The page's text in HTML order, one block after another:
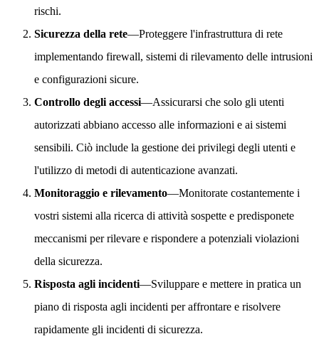
rischi.
Sicurezza della rete—Proteggere l'infrastruttura di rete
implementando firewall, sistemi di rilevamento delle intrusioni
e configurazioni sicure.
Controllo degli accessi—Assicurarsi che solo gli utenti
autorizzati abbiano accesso alle informazioni e ai sistemi
sensibili. Ciò include la gestione dei privilegi degli utenti e
l'utilizzo di metodi di autenticazione avanzati.
Monitoraggio e rilevamento—Monitorate costantemente i
vostri sistemi alla ricerca di attività sospette e predisponete
meccanismi per rilevare e rispondere a potenziali violazioni
della sicurezza.
Risposta agli incidenti—Sviluppare e mettere in pratica un
piano di risposta agli incidenti per affrontare e risolvere
rapidamente gli incidenti di sicurezza.